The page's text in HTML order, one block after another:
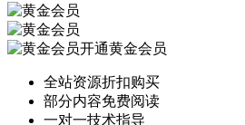
开通黄金会员
全站资源折扣购买
部分内容免费阅读
一对一技术指导